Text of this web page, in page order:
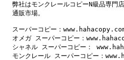
弊社はモンクレールコピーN級品専門
通販市場。
スーパーコピー：
オメガ スーパーコピー：
シャネル スーパーコピー：
モンクレール スーパーコピー：